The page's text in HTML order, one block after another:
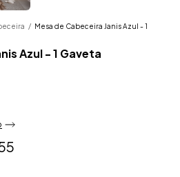
/ Mesa de Cabeceira Janis Azul - 1
Azul - 1 Gaveta